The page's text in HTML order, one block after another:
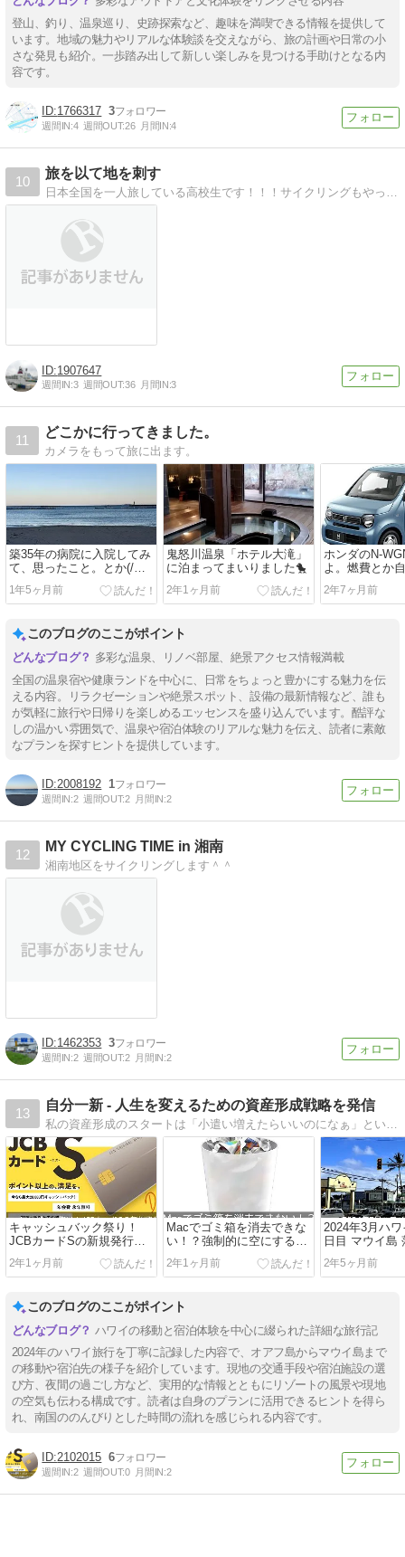
登山、釣り、温泉巡り、史跡探索など、趣味を満喫できる情報を提供して
います。地域の魅力やリアルな体験談を交えながら、旅の計画や日常の小
さな発見も紹介。一歩踏み出して新しい楽しみを見つける手助けとなる内
容です。
1766317 3
週間IN:4 週間OUT:26 月間IN:4
10
旅を以て地を刺す
日本全国を一人旅している高校生です！！！サイクリングもやっています！！！
1907647
週間IN:3 週間OUT:36 月間IN:3
11
どこかに行ってきました。
カメラをもって旅に出ます。
築35年の病院に入院してみ
て、思ったこと。とか(/・
ω・)/
1年5ヶ月前
鬼怒川温泉「ホテル大滝」
に泊まってまいりました🐤
2年1ヶ月前
ホンダのN-
よ。燃費とか
か。
2年7ヶ月前
このブログのここがポイント
多彩な温泉、リノベ部屋、絶景アクセス情報満載
全国の温泉宿や健康ランドを中心に、日常をちょっと豊かにする魅力を伝
える内容。リラクゼーションや絶景スポット、設備の最新情報など、誰も
が気軽に旅行や日帰りを楽しめるエッセンスを盛り込んでいます。酷評な
しの温かい雰囲気で、温泉や宿泊体験のリアルな魅力を伝え、読者に素敵
なプランを探すヒントを提供しています。
2008192 1
週間IN:2 週間OUT:2 月間IN:2
12
MY CYCLING TIME in 湘南
湘南地区をサイクリングします＾＾
1462353 3
週間IN:2 週間OUT:2 月間IN:2
13
自分一新 - 人生を変えるための資産形成戦略を発信
私の資産形成のスタートは「小遣い増えたらいいのになぁ」という淡い思い。そこでネットビジネスで種銭を作り出し、ペーパー投資でお金を働かせ、個人信用力で区分不動産の運営へと進んできました。一緒に資産形成して人生変えちゃいましょう♪
キャッシュバック祭り！
JCBカードSの新規発行＋
利用で20％最大18000円戻
ってくる！9/30まで！
2年1ヶ月前
Macでゴミ箱を消去できな
い！？強制的に空にする方
法
2年1ヶ月前
2024年3月ハ
日目 マウイ島
田舎町パイア
2年5ヶ月前
このブログのここがポイント
ハワイの移動と宿泊体験を中心に綴られた詳細な旅行記
2024年のハワイ旅行を丁寧に記録した内容で、オアフ島からマウイ島まで
の移動や宿泊先の様子を紹介しています。現地の交通手段や宿泊施設の選
び方、夜間の過ごし方など、実用的な情報とともにリゾートの風景や現地
の空気も伝わる構成です。読者は自身のプランに活用できるヒントを得ら
れ、南国ののんびりとした時間の流れを感じられる内容です。
2102015 6
週間IN:2 週間OUT:0 月間IN:2